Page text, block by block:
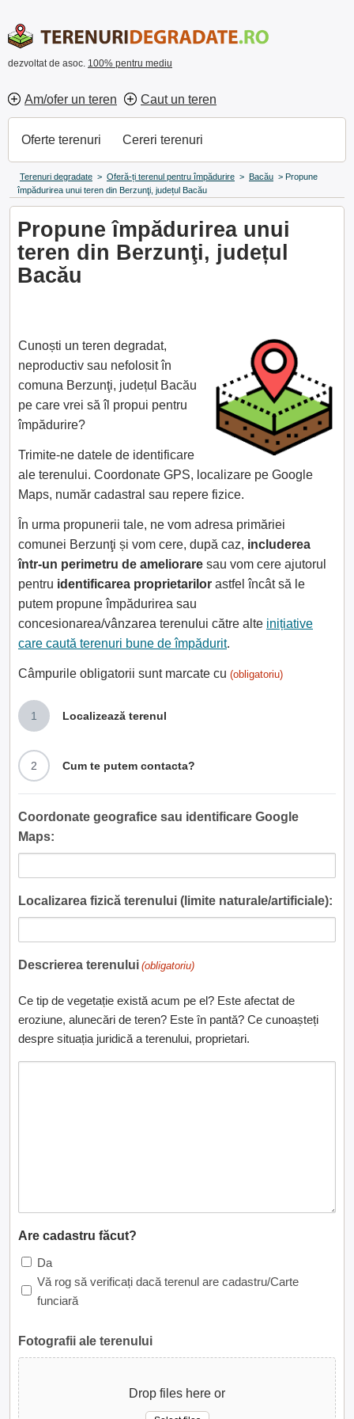
dezvoltat de asoc. 100% pentru mediu
Am/ofer un teren Caut un teren
Oferte terenuri Cereri terenuri
Terenuri degradate > Oferă-ți terenul pentru împădurire > Bacău > Propune
împădurirea unui teren din Berzunţi, județul Bacău
Propune împădurirea unui
teren din Berzunţi, județul
Bacău
Cunoști un teren degradat,
neproductiv sau nefolosit în
comuna Berzunţi, județul Bacău
pe care vrei să îl propui pentru
împădurire?
Trimite-ne datele de identificare
ale terenului. Coordonate GPS, localizare pe Google
Maps, număr cadastral sau repere fizice.
În urma propunerii tale, ne vom adresa primăriei
comunei Berzunţi și vom cere, după caz, includerea
într-un perimetru de ameliorare sau vom cere ajutorul
pentru identificarea proprietarilor astfel încât să le
putem propune împădurirea sau
concesionarea/vânzarea terenului către alte inițiative
care caută terenuri bune de împădurit.
Câmpurile obligatorii sunt marcate cu (obligatoriu)
1 Localizează terenul
2 Cum te putem contacta?
Coordonate geografice sau identificare Google
Maps:
Localizarea fizică terenului (limite naturale/artificiale):
Descrierea terenului (obligatoriu)
Ce tip de vegetație există acum pe el? Este afectat de
eroziune, alunecări de teren? Este în pantă? Ce cunoașteți
despre situația juridică a terenului, proprietari.
Are cadastru făcut?
Da
Vă rog să verificați dacă terenul are cadastru/Carte
funciară
Fotografii ale terenului
Drop files here or